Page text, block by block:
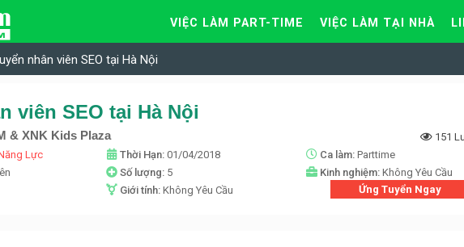
VIỆC LÀM PART-TIME VIỆC LÀM TẠI NHÀ
nhân viên SEO tại Hà Nội
viên SEO tại Hà Nội
& XNK Kids Plaza
151
Lực Thời Hạn: 01/04/2018 Ca làm: Parttime
Số lượng: 5 Kinh nghiệm: Không Yêu Cầu
Giới tính: Không Yêu Cầu Ứng Tuyển Ngay